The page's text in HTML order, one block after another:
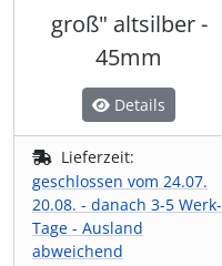
groß" altsilber -
45mm
Details
Lieferzeit:
geschlossen vom 24.07.
20.08. - danach 3-5 Werk-
Tage - Ausland
abweichend